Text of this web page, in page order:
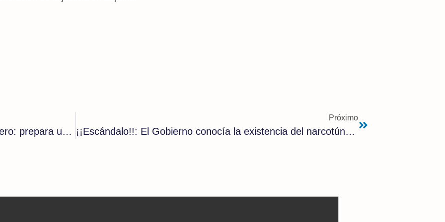
El PP de Oviedo promueve la ideología de género: prepara un plan para niños cargado de dicha ideología
Próximo
¡¡Escándalo!!: El Gobierno conocía la existencia del narcotúnel que conectaba España y Marruecos desde hace más de un año y no hizo nada